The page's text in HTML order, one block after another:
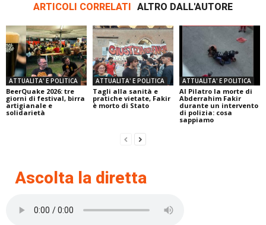
ARTICOLI CORRELATI ALTRO DALL'AUTORE
ATTUALITA' E POLITICA
BeerQuake 2026: tre
giorni di festival, birra
artigianale e
solidarietà
ATTUALITA' E POLITICA
Tagli alla sanità e
pratiche vietate, Fakir
è morto di Stato
ATTUALITA' E POLITICA
Al Pilatro la morte di
Abderrahim Fakir
durante un intervento
di polizia: cosa
sappiamo
Ascolta la diretta